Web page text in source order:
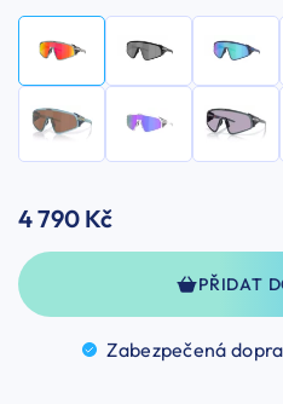
4 790 Kč
PŘIDAT
Zabezpečená